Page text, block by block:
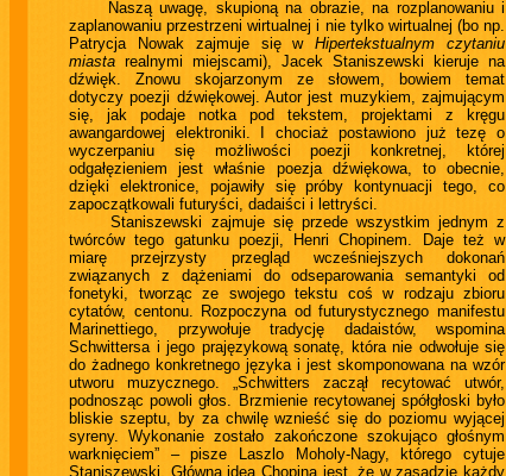
Naszą uwagę, skupioną na obrazie, na rozplanowaniu i
zaplanowaniu przestrzeni wirtualnej i nie tylko wirtualnej (bo np.
Patrycja Nowak zajmuje się wHipertekstualnym czytaniu
miasta realnymi miejscami), Jacek Staniszewski kieruje na
dźwięk. Znowu skojarzonym ze słowem, bowiem temat
dotyczy poezji dźwiękowej. Autor jest muzykiem, zajmującym
się, jak podaje notka pod tekstem, projektami z kręgu
awangardowej elektroniki. I chociaż postawiono już tezę o
wyczerpaniu się możliwości poezji konkretnej, której
odgałęzieniem jest właśnie poezja dźwiękowa, to obecnie,
dzięki elektronice, pojawiły się próby kontynuacji tego, co
zapoczątkowali futuryści, dadaiści i lettryści.
Staniszewski zajmuje się przede wszystkim jednym z
twórców tego gatunku poezji, Henri Chopinem. Daje też w
miarę przejrzysty przegląd wcześniejszych dokonań
związanych z dążeniami do odseparowania semantyki od
fonetyki, tworząc ze swojego tekstu coś w rodzaju zbioru
cytatów, centonu. Rozpoczyna od futurystycznego manifestu
Marinettiego, przywołuje tradycję dadaistów, wspomina
Schwittersa i jego prajęzykową sonatę, która nie odwołuje się
do żadnego konkretnego języka i jest skomponowana na wzór
utworu muzycznego. „Schwitters zaczął recytować utwór,
podnosząc powoli głos. Brzmienie recytowanej spółgłoski było
bliskie szeptu, by za chwilę wznieść się do poziomu wyjącej
syreny. Wykonanie zostało zakończone szokująco głośnym
warknięciem” – pisze Laszlo Moholy-Nagy, którego cytuje
Staniszewski. Główną ideą Chopina jest, że w zasadzie każdy